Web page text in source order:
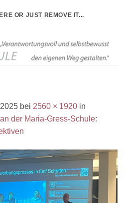
OR JUST REMOVE IT...
bei 2560 × 1920 in
der Maria-Gress-Schule: